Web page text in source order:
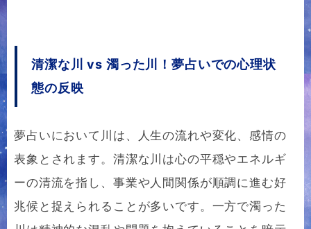
清潔な川 vs 濁った川！夢占いでの心理状
態の反映
夢占いにおいて川は、人生の流れや変化、感情の
表象とされます。清潔な川は心の平穏やエネルギ
ーの清流を指し、事業や人間関係が順調に進む好
兆候と捉えられることが多いです。一方で濁った